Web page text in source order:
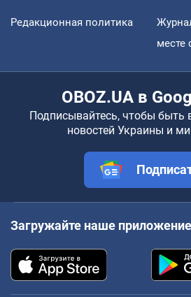
Редакционная политика
месте
OBOZ.UA в
Подписывайтесь, чтобы быть
новостей Украины и
Загружайте наше приложение